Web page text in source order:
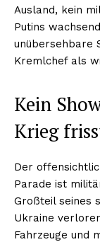
Ausland, kein
Putins
unübersehbare
Kremlchef als
Kein
Krieg
Der
Parade ist
Großteil seines
Ukraine
Fahrzeuge und